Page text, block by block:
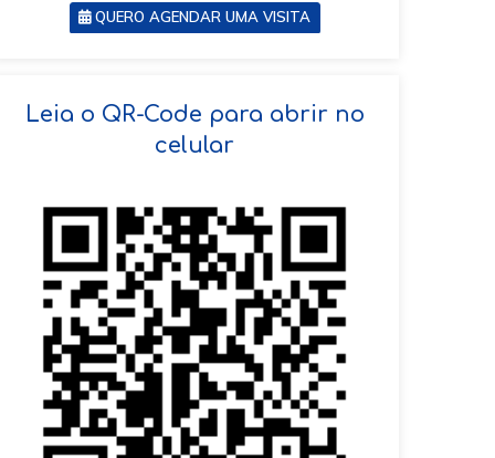
QUERO AGENDAR UMA VISITA
VOLTAR
Leia o QR-Code para abrir no
celular